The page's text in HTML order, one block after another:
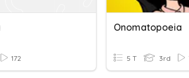
172
Onomatopoeia
5 T 3rd